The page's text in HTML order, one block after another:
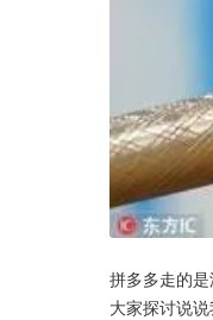
拼多多走的
大家探讨说说